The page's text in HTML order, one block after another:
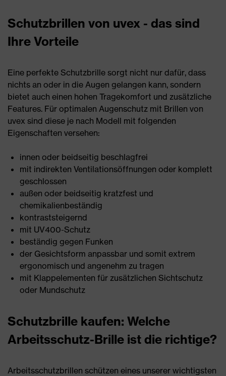
Schutzbrillen von uvex - das sind
Ihre Vorteile
Eine perfekte Schutzbrille sorgt nicht nur dafür, dass
nichts an oder in die Augen gelangen kann, sondern
bietet auch einen hohen Tragekomfort und zusätzliche
Features. Für optimalen Augenschutz mit Brillen von
uvex sind diese je nach Modell mit folgenden
Eigenschaften versehen:
innen oder beidseitig beschlagfrei
mit indirekten Ventilationsöffnungen oder komplett
geschlossen
außen oder beidseitig kratzfest und
chemikalienbeständig
kontraststeigernd
mit UV400-Schutz
beständig gegen Funken
der Gesichtsform anpassbar und somit extrem
ergonomisch und angenehm zu tragen
mit Klappelementen für zusätzlichen Sichtschutz
oder Mundschutz
Schutzbrille kaufen: Welche
Arbeitsschutz-Brille ist die richtige?
Arbeitsschutzbrillen schützen eines unserer wichtigsten